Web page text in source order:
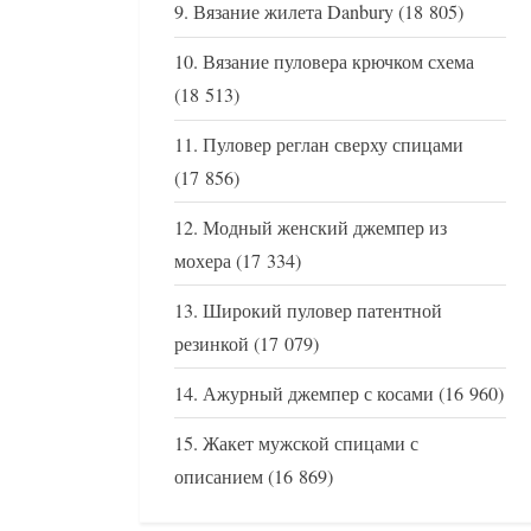
Вязание жилета Danbury(18 805)
Вязание пуловера крючком схема
(18 513)
Пуловер реглан сверху спицами
(17 856)
Модный женский джемпер из
мохера(17 334)
Широкий пуловер патентной
резинкой (17 079)
Ажурный джемпер с косами (16 960)
Жакет мужской спицами с
описанием(16 869)